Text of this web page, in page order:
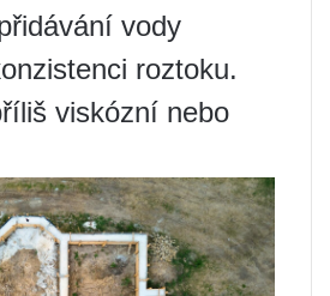
vody
roztoku.
viskózní nebo